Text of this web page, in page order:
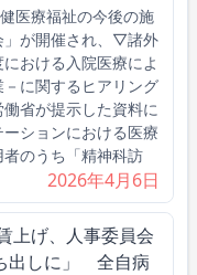
医療福祉の今後の施
」が開催され、▽諸外
おける入院医療によ
に関するヒアリング
省が提示した資料に
ションにおける医療
のうち「精神科訪
2026年4月6日
上げ、人事委員会
出しに」 全自病